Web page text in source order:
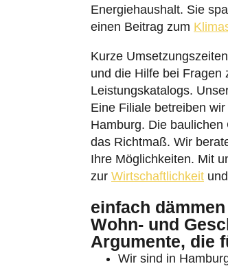
Umschalten auf hohe Kontraste
Energiehaushalt. Sie
einen Beitrag zum
Kurze
und die Hilfe bei Fragen
Leistungskatalogs.
Eine Filiale betreiben
Hamburg. Die
das Richtmaß. Wir
Ihre Möglichkeiten. Mit
zur Wirtschaftlichkeit
einfach
Wohn- und
Argumente, die
Wir sind in